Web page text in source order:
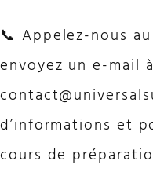
📞 Appelez-nous
envoyez un e-mail à
d’informations et
cours de